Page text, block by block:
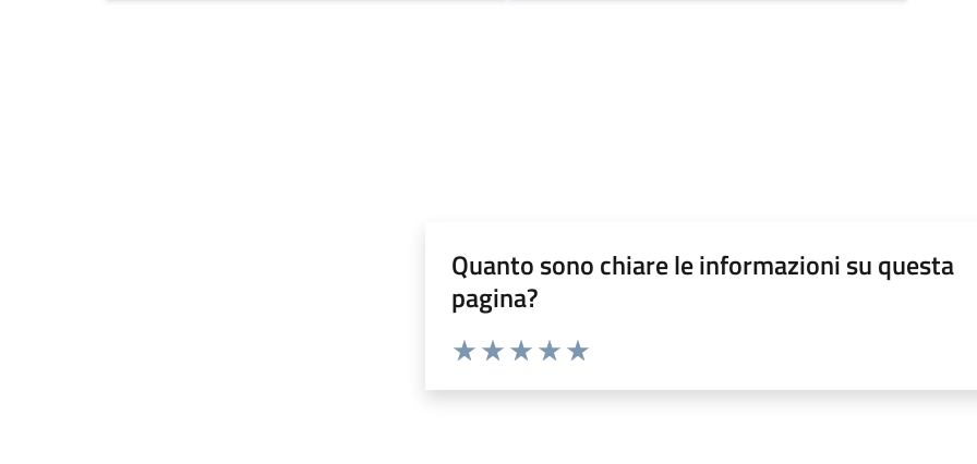
Quanto sono chiare le informazioni su questa
pagina?
Valuta da 1 a 5 stelle la pagina